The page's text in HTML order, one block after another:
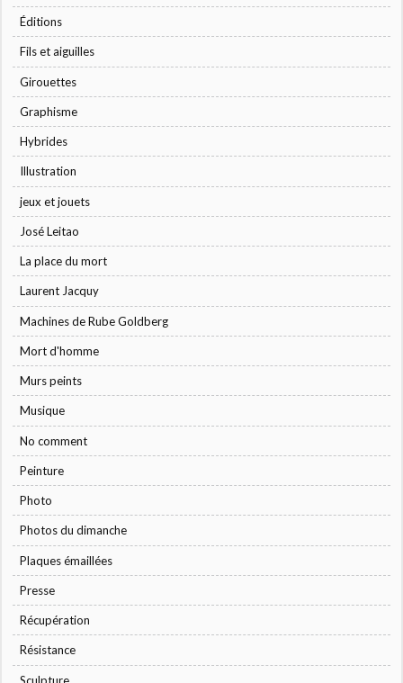
Éditions
Fils et aiguilles
Girouettes
Graphisme
Hybrides
Illustration
jeux et jouets
José Leitao
La place du mort
Laurent Jacquy
Machines de Rube Goldberg
Mort d'homme
Murs peints
Musique
No comment
Peinture
Photo
Photos du dimanche
Plaques émaillées
Presse
Récupération
Résistance
Sculpture